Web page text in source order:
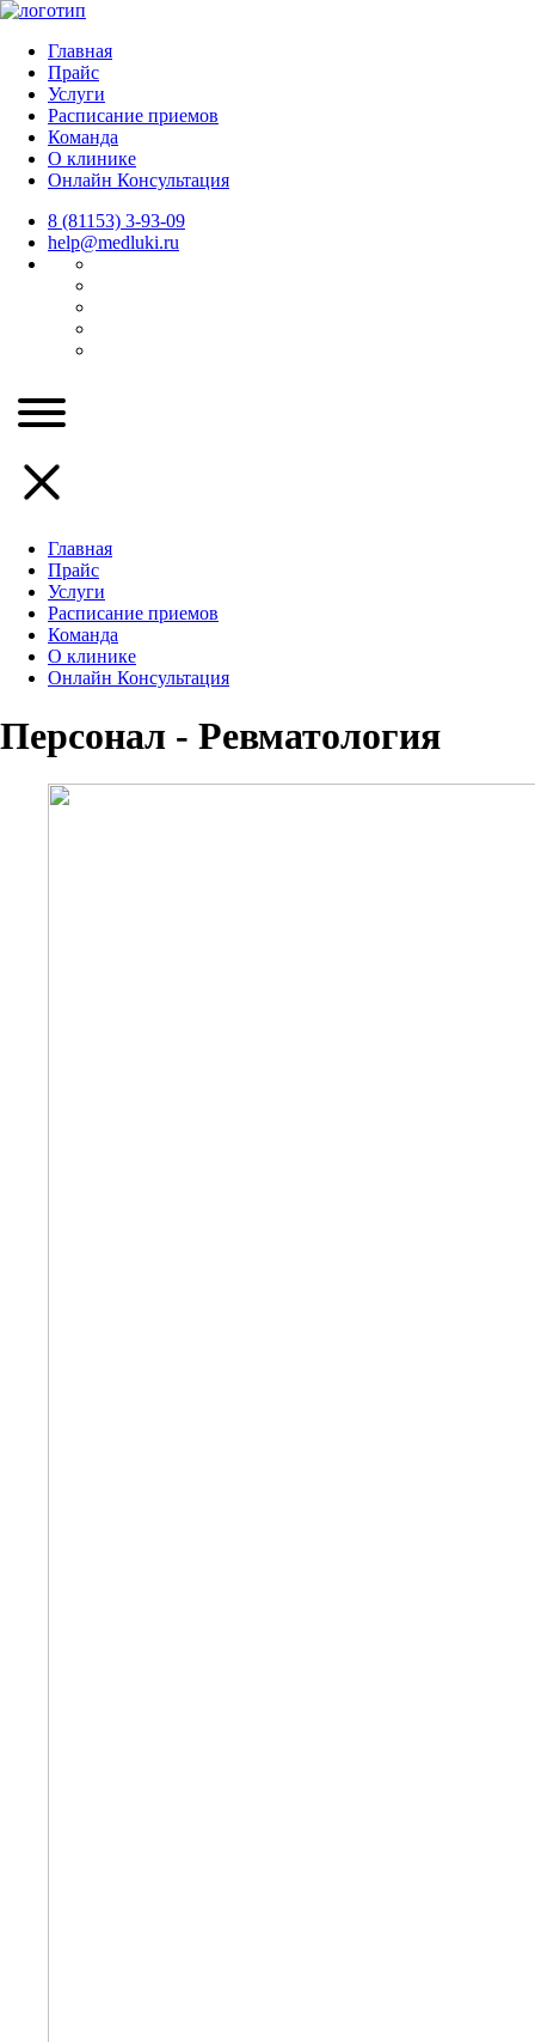
Главная
Прайс
Услуги
Расписание приемов
Команда
О клинике
Онлайн Консультация
8 (81153) 3-93-09
help@medluki.ru
Главная
Прайс
Услуги
Расписание приемов
Команда
О клинике
Онлайн Консультация
Персонал - Ревматология